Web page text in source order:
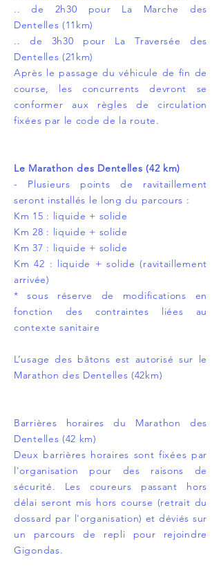
.. de 2h30 pour La Marche des
Dentelles (11km)
.. de 3h30 pour La Traversée des
Dentelles (21km)
Après le passage du véhicule de fin de
course, les concurrents devront se
conformer aux règles de circulation
fixées par le code de la route.
Le Marathon des Dentelles (42 km)
- Plusieurs points de ravitaillement
seront installés le long du parcours :
Km 15 : liquide + solide
Km 28 : liquide + solide
Km 37 : liquide + solide
Km 42 : liquide + solide (ravitaillement
arrivée)
* sous réserve de modifications en
fonction des contraintes liées au
contexte sanitaire
L’usage des bâtons est autorisé sur le
Marathon des Dentelles (42km)
Barrières horaires du Marathon des
Dentelles (42 km)
Deux barrières horaires sont fixées par
l'organisation pour des raisons de
sécurité. Les coureurs passant hors
délai seront mis hors course (retrait du
dossard par l'organisation) et déviés sur
un parcours de repli pour rejoindre
Gigondas.